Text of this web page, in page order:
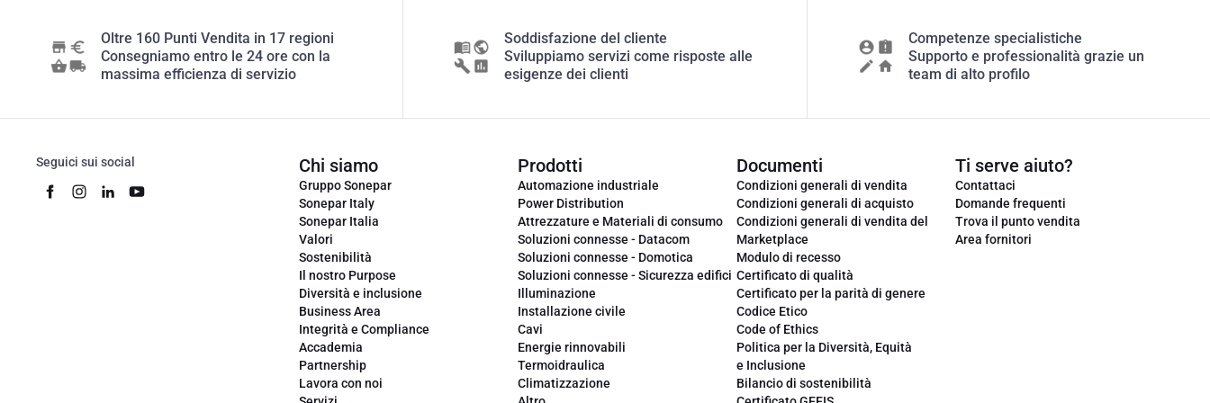
Oltre 160 Punti Vendita in 17 regioni
Consegniamo entro le 24 ore con la
massima efficienza di servizio
Soddisfazione del cliente
Sviluppiamo servizi come risposte alle
esigenze dei clienti
Competenze specialistiche
Supporto e professionalità grazie un
team di alto profilo
Seguici sui social Chi siamo
Gruppo Sonepar
Sonepar Italy
Sonepar Italia
Valori
Sostenibilità
Il nostro Purpose
Diversità e inclusione
Business Area
Integrità e Compliance
Accademia
Partnership
Lavora con noi
Prodotti
Automazione industriale
Power Distribution
Attrezzature e Materiali di consumo
Soluzioni connesse - Datacom
Soluzioni connesse - Domotica
Soluzioni connesse - Sicurezza edifici
Illuminazione
Installazione civile
Cavi
Energie rinnovabili
Termoidraulica
Climatizzazione
Documenti
Condizioni generali di vendita
Condizioni generali di acquisto
Condizioni generali di vendita del
Marketplace
Modulo di recesso
Certificato di qualità
Certificato per la parità di genere
Codice Etico
Code of Ethics
Politica per la Diversità, Equità
e Inclusione
Bilancio di sostenibilità
Ti serve aiuto?
Contattaci
Domande frequenti
Trova il punto vendita
Area fornitori